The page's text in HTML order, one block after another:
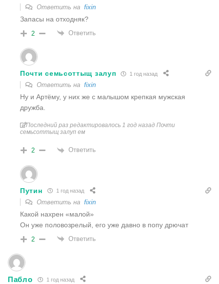
Ответить на fixin
Запасы на отходняк?
2 Ответить
Почти семьсоттыщ залуп 1 год назад
Ответить на fixin
Ну и Артёму, у них же с малышом крепкая мужская
дружба.
Последний раз редактировалось 1 год назад Почти
семьсоттыщ залуп ем
2 Ответить
Путин 1 год назад
Ответить на fixin
Какой нахрен «малой»
Он уже половозрелый, его уже давно в попу дрючат
2 Ответить
Пабло 1 год назад